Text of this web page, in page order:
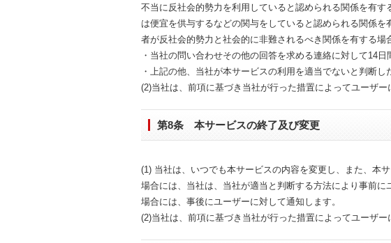
不当に反社会的勢力を利用していると認められる関係を有
は便宜を供与するなどの関与をしていると認められる関係
者が反社会的勢力と社会的に非難されるべき関係を有する場
・当社の問い合わせその他の回答を求める連絡に対して14
・上記の他、当社が本サービスの利用を適当でないと判断し
(2)当社は、前項に基づき当社が行った措置によってユーザ
第8条 本サービスの終了及び変更
(1) 当社は、いつでも本サービスの内容を変更し、また、本
場合には、当社は、当社が適当と判断する方法により事前
場合には、事後にユーザーに対して通知します。
(2)当社は、前項に基づき当社が行った措置によってユーザ